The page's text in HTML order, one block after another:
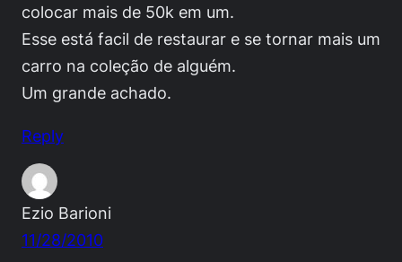
colocar mais de 50k em um.
Esse está facil de restaurar e se tornar mais um
carro na coleção de alguém.
Um grande achado.
Reply
Ezio Barioni
11/28/2010